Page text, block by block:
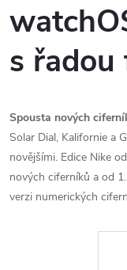
s
Spousta nových
Solar Dial, Kalifornie a
novějšími. Edice Nike od
nových ciferníků a od
verzi numerických